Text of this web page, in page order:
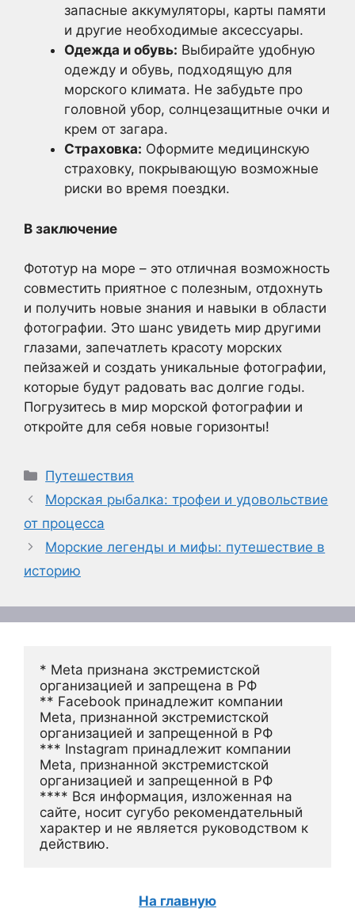
запасные аккумуляторы, карты памяти
и другие необходимые аксессуары.
Одежда и обувь: Выбирайте удобную
одежду и обувь, подходящую для
морского климата. Не забудьте про
головной убор, солнцезащитные очки и
крем от загара.
Страховка: Оформите медицинскую
страховку, покрывающую возможные
риски во время поездки.
В заключение
Фототур на море – это отличная возможность
совместить приятное с полезным, отдохнуть
и получить новые знания и навыки в области
фотографии. Это шанс увидеть мир другими
глазами, запечатлеть красоту морских
пейзажей и создать уникальные фотографии,
которые будут радовать вас долгие годы.
Погрузитесь в мир морской фотографии и
откройте для себя новые горизонты!
Рубрики
Путешествия
Морская рыбалка: трофеи и удовольствие
от процесса
Морские легенды и мифы: путешествие в
историю
* Meta признана экстремистской
организацией и запрещена в РФ
** Facebook принадлежит компании
Meta, признанной экстремистской
организацией и запрещенной в РФ
*** Instagram принадлежит компании
Meta, признанной экстремистской
организацией и запрещенной в РФ
**** Вся информация, изложенная на
сайте, носит сугубо рекомендательный
характер и не является руководством к
действию.
На главную